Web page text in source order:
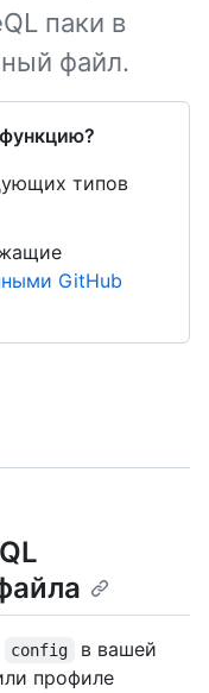
паки в
файл.
типов
GitHub
config
в вашей
профиле